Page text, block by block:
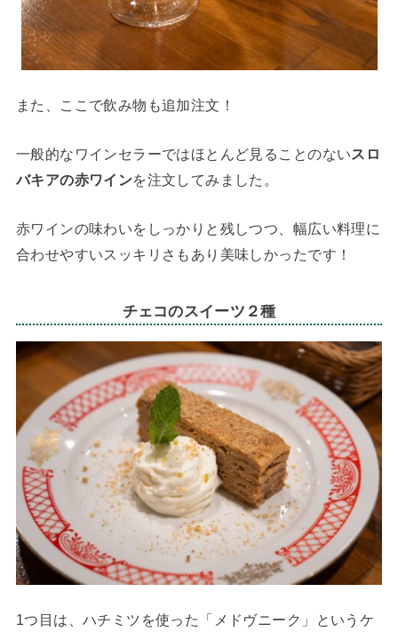
また、ここで飲み物も追加注文！
一般的なワインセラーではほとんど見ることのないスロ
バキアの赤ワインを注文してみました。
赤ワインの味わいをしっかりと残しつつ、幅広い料理に
合わせやすいスッキリさもあり美味しかったです！
チェコのスイーツ２種
1つ目は、ハチミツを使った「メドヴニーク」というケ